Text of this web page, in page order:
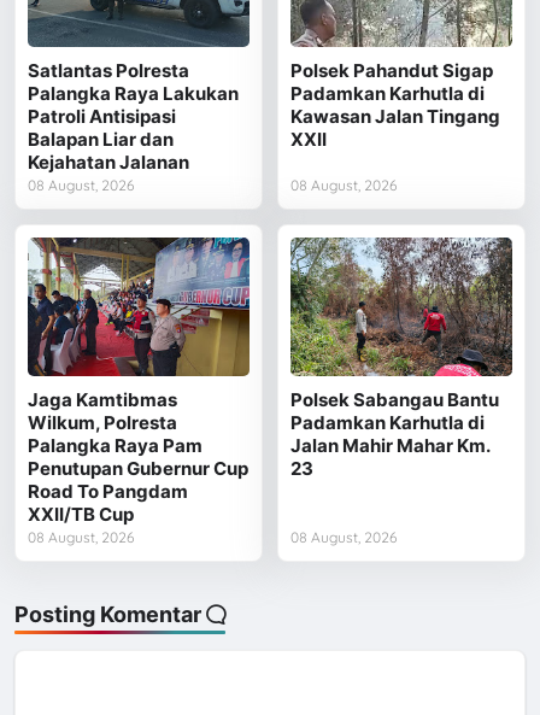
Satlantas Polresta
Palangka Raya Lakukan
Patroli Antisipasi
Balapan Liar dan
Kejahatan Jalanan
08 August, 2026
Polsek Pahandut Sigap
Padamkan Karhutla di
Kawasan Jalan Tingang
XXII
08 August, 2026
Jaga Kamtibmas
Wilkum, Polresta
Palangka Raya Pam
Penutupan Gubernur Cup
Road To Pangdam
XXII/TB Cup
08 August, 2026
Polsek Sabangau Bantu
Padamkan Karhutla di
Jalan Mahir Mahar Km.
23
08 August, 2026
Posting Komentar